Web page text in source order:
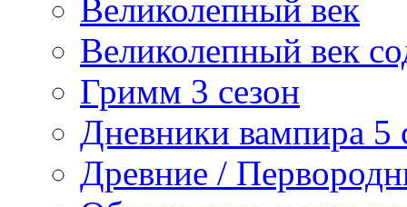
Великолепный век
Великолепный век
Гримм 3 сезон
Дневники вампира 5
Древние /